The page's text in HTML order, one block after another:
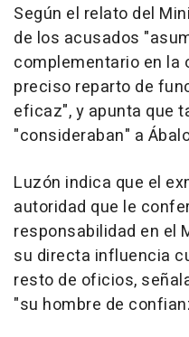
Según el relato del
de los acusados
complementario en la
preciso reparto de
eficaz", y apunta que
"consideraban" a
Luzón indica que el
autoridad que le
responsabilidad en el
su directa influencia
resto de oficios,
"su hombre de